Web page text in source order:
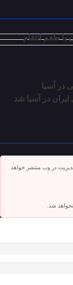
با طعم انتقام
در آسیا
ایران در آسیا شد
در وب منتشر خواهد
شد.